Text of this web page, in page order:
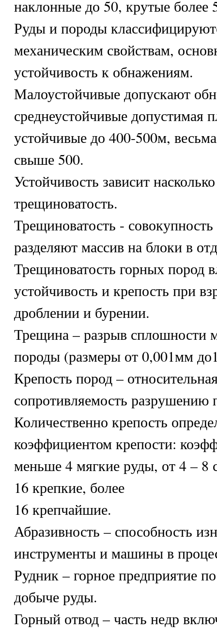
наклонные до 50, крутые более
Руды и породы
механическим свойствам,
устойчивость к обнажениям.
Малоустойчивые допускают
среднеустойчивые допустимая
устойчивые до 400-500м,
свыше 500.
Устойчивость зависит
трещиноватость.
Трещиноватость -
разделяют массив на блоки в
Трещиноватость горных пород
устойчивость и крепость при
дроблении и бурении.
Трещина – разрыв сплошности
породы (размеры от 0,001мм
Крепость пород –
сопротивляемость разрушению
Количественно крепость
коэффициентом крепости:
меньше 4 мягкие руды, от 4 – 8
16 крепкие, более
16 крепчайшие.
Абразивность – способность
инструменты и машины в
Рудник – горное предприятие
добыче руды.
Горный отвод – часть недр